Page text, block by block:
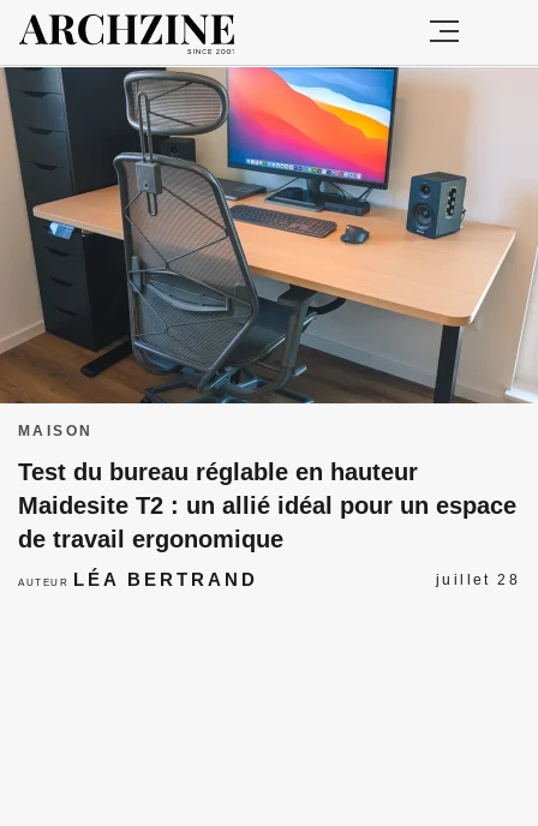
MAISON
Test du bureau réglable en hauteur
Maidesite T2 : un allié idéal pour un espace
de travail ergonomique
AUTEUR LÉA BERTRAND juillet 28